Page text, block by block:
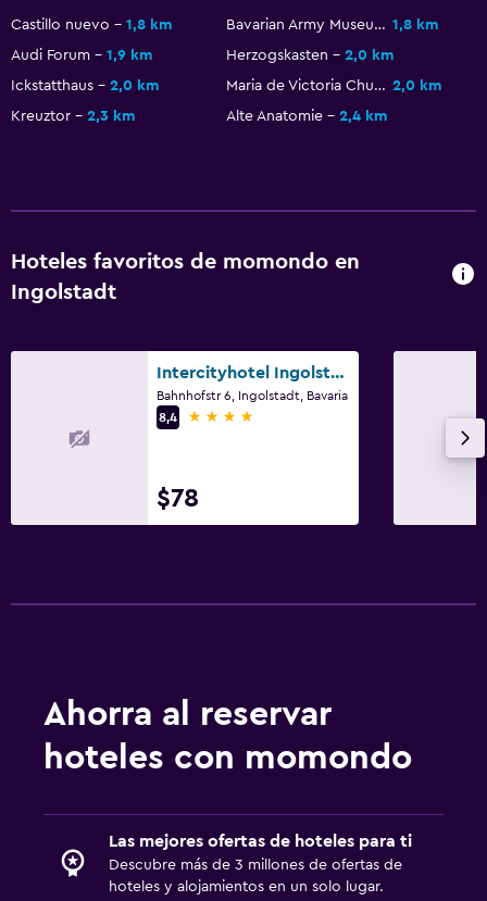
Salud y seguridad
Limpieza diaria
Cámaras CCTV en zonas comunes
Estacionamiento y transporte
Estacionamiento
Estacionamiento privado
TV de pantalla plana
Enchufe cerca de la cama
Zona de trabajo
Terraza/patio
Lavandería
Castillo nuevo 1,8 km Bavarian Army Museum 1,8 km
Audi Forum
1,9 km Herzogskasten
2,0 km
Ickstatthaus
2,0 km Maria de Victoria Church 2,0 km
Kreuztor
2,3 km Alte Anatomie 2,4 km
Hoteles favoritos de momondo en
Ingolstadt
Intercityhotel Ingolstadt
Bahnhofstr 6, Ingolstadt, Bavaria
8,4
4 estrellas
$78
Ahorra al reservar
hoteles con momondo
Las mejores ofertas de hoteles para ti
Descubre más de 3 millones de ofertas de
hoteles y alojamientos en un solo lugar.